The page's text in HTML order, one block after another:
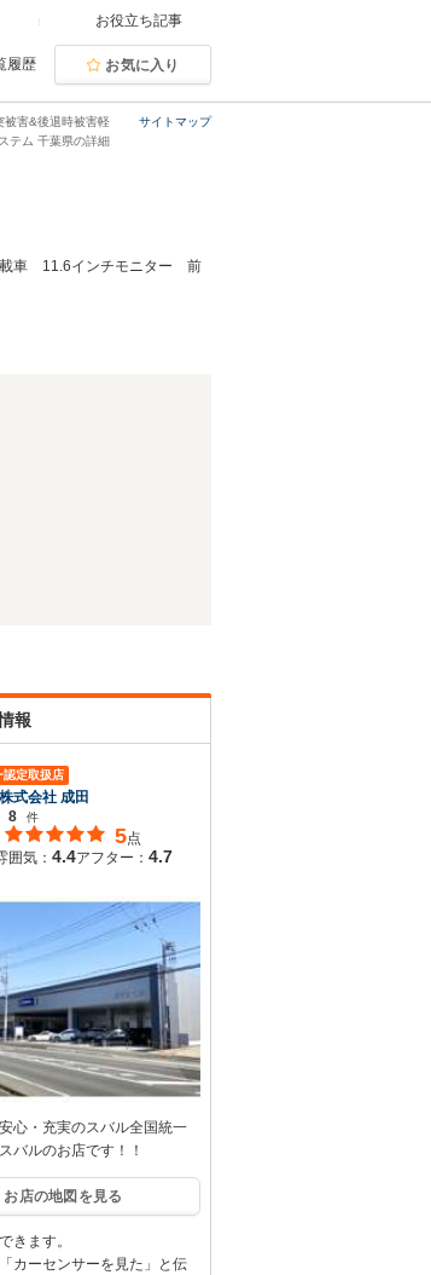
お役立ち記事
履歴 お気に入り
サイトマップ
害&後退時被害軽
テム 千葉県の詳細
載車 11.6インチモニター 前
報
認定取扱店
式会社 成田
8
件
5点
囲気： 4.4アフター： 4.7
心・充実のスバル全国統一
バルのお店です！！
お店の地図を見る
きます。
カーセンサーを見た」と伝